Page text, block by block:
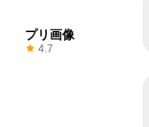
プリ画像
4.7